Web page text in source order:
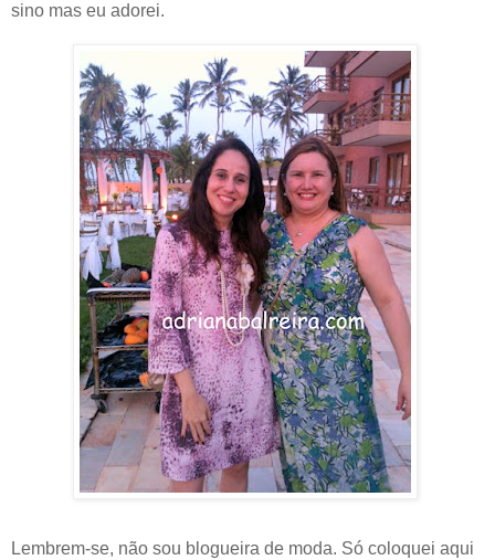
sino mas eu adorei.
Lembrem-se, não sou blogueira de moda. Só coloquei aqui